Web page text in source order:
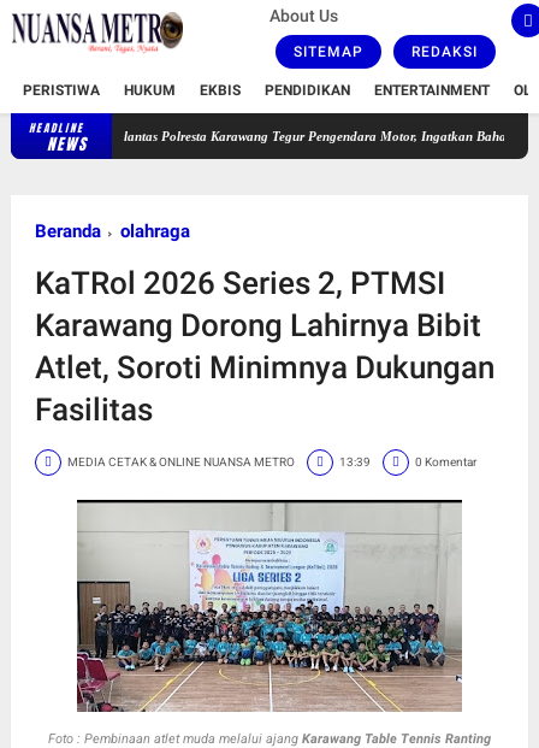
About Us
SITEMAP REDAKSI
PERISTIWA HUKUM EKBIS PENDIDIKAN ENTERTAINMENT
HEADLINE
NEWS
Satlantas Polresta Karawang Tegur Pengendara Motor, Ingatkan Bahaya Ugal-ugalan
Beranda olahraga
KaTRol 2026 Series 2, PTMSI
Karawang Dorong Lahirnya Bibit
Atlet, Soroti Minimnya Dukungan
Fasilitas
MEDIA CETAK & ONLINE NUANSA METRO 13:39 0 Komentar
Foto : Pembinaan atlet muda melalui ajang Karawang Table Tennis Ranting